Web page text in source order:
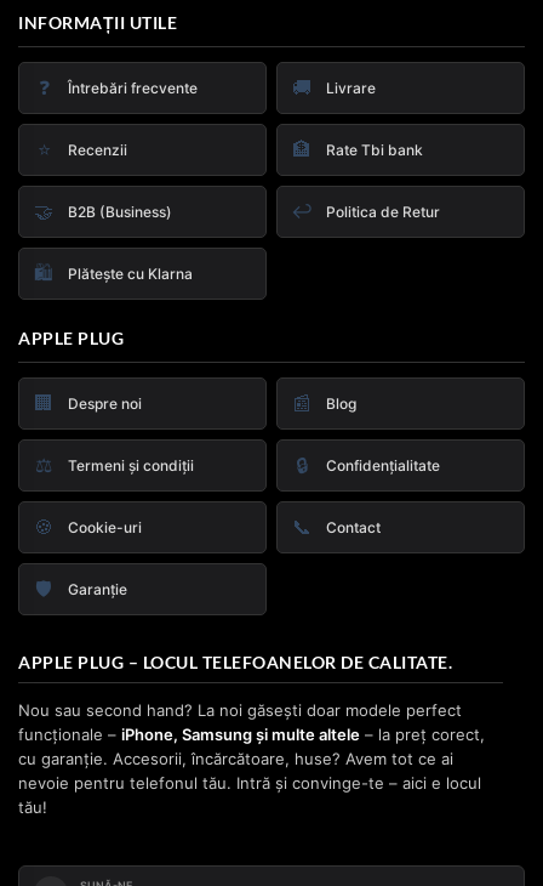
INFORMAȚII UTILE
❓ Întrebări frecvente 🚚 Livrare
⭐ Recenzii 🏦 Rate Tbi bank
🤝 B2B (Business) ↩️ Politica de Retur
🛍️ Plătește cu Klarna
APPLE PLUG
🏢 Despre noi 📰 Blog
⚖️ Termeni și condiții 🔒 Confidențialitate
🍪 Cookie-uri 📞 Contact
🛡️ Garanție
APPLE PLUG – LOCUL TELEFOANELOR DE CALITATE.
Nou sau second hand? La noi găsești doar modele perfect
funcționale – iPhone, Samsung și multe altele – la preț corect,
cu garanție. Accesorii, încărcătoare, huse? Avem tot ce ai
nevoie pentru telefonul tău. Intră și convinge-te – aici e locul
tău!